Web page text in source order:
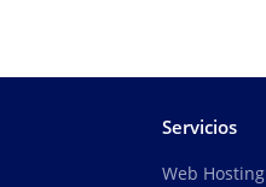
Servicios
Web Hosting